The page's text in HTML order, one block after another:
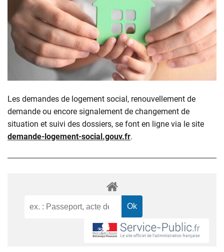
Les demandes de logement social, renouvellement de
demande ou encore signalement de changement de
situation et suivi des dossiers, se font en ligne via le site
demande-logement-social.gouv.fr.